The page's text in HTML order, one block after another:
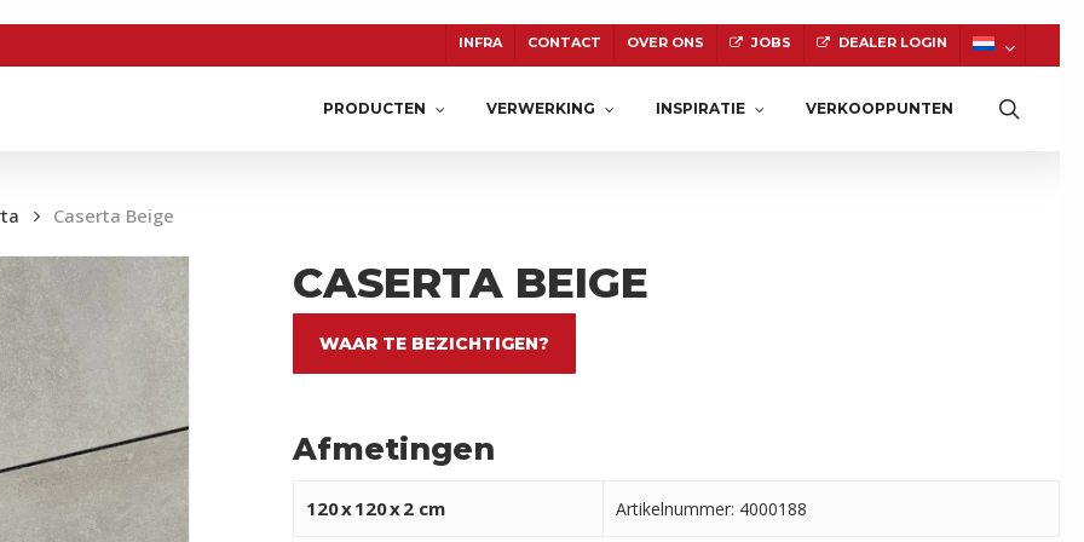
INFRA CONTACT OVER ONS JOBS DEALER LOGIN
PRODUCTEN
CERASUN KERAMIEK NATUURSTEEN
VERWERKING INSPIRATIE VERKOOPPUNTEN
Caserta Beige
CASERTA BEIGE
WAAR TE BEZICHTIGEN?
Afmetingen
120x120x2 cm Artikelnummer: 4000188